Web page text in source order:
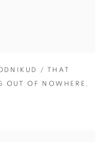
/ THAT
OUT OF NOWHERE ,